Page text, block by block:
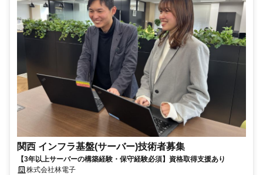
関西 インフラ基盤(サーバー)技術者募集
【3年以上サーバーの構築経験・保守経験必須】資格取得支援あり
株式会社林電子